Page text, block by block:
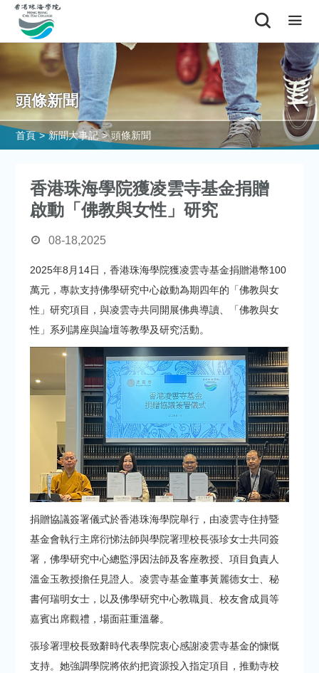
頭條新聞
首頁 > 新聞大事記 > 頭條新聞
香港珠海學院獲凌雲寺基金捐贈
啟動「佛教與女性」研究
08-18,2025
2025年8月14日，香港珠海學院獲凌雲寺基金捐贈港幣100
萬元，專款支持佛學研究中心啟動為期四年的「佛教與女
性」研究項目，與凌雲寺共同開展佛典導讀、「佛教與女
性」系列講座與論壇等教學及研究活動。
捐贈協議簽署儀式於香港珠海學院舉行，由凌雲寺住持暨
基金會執行主席衍悌法師與學院署理校長張珍女士共同簽
署，佛學研究中心總監淨因法師及客座教授、項目負責人
溫金玉教授擔任見證人。凌雲寺基金董事黃麗德女士、秘
書何瑞明女士，以及佛學研究中心教職員、校友會成員等
嘉賓出席觀禮，場面莊重溫馨。
張珍署理校長致辭時代表學院衷心感謝凌雲寺基金的慷慨
支持。她強調學院將依約把資源投入指定項目，推動寺校